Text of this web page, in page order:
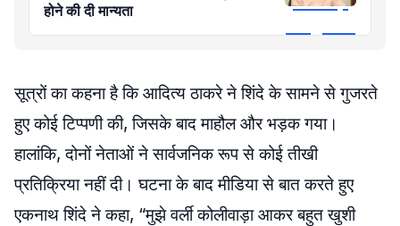
होने की दी मान्यता
सूत्रों का कहना है कि आदित्य ठाकरे ने शिंदे के सामने से गुजरते
हुए कोई टिप्पणी की, जिसके बाद माहौल और भड़क गया।
हालांकि, दोनों नेताओं ने सार्वजनिक रूप से कोई तीखी
प्रतिक्रिया नहीं दी। घटना के बाद मीडिया से बात करते हुए
एकनाथ शिंदे ने कहा, “मुझे वर्ली कोलीवाड़ा आकर बहुत खुशी